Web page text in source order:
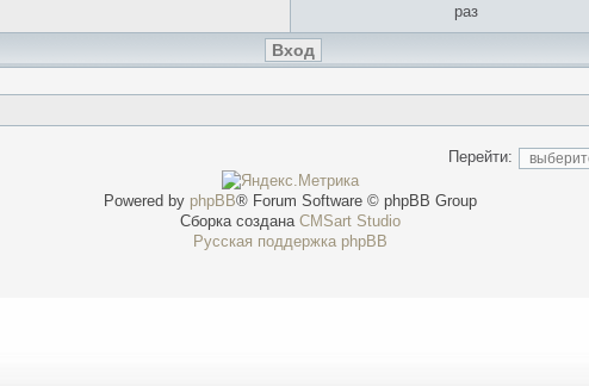
раз
Перейти:
Powered by phpBB® Forum Software © phpBB Group
Сборка созданаCMSart Studio
Русская поддержка phpBB